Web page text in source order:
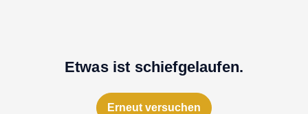
Etwas ist schiefgelaufen.
Erneut versuchen